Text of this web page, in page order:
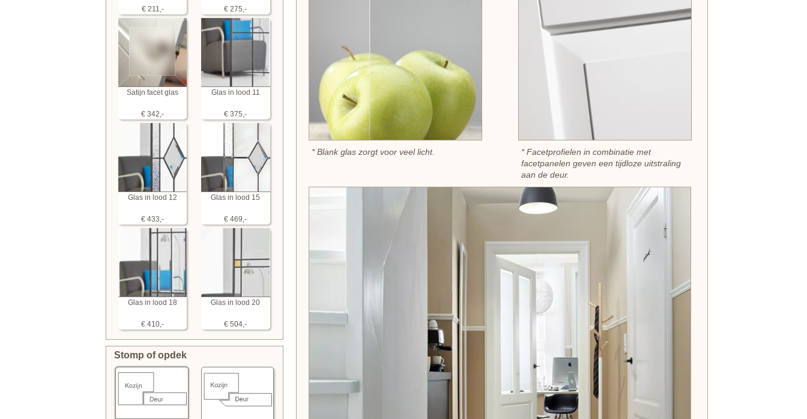
€ 211,- € 275,-
Satijn facet glas
€ 342,-
Glas in lood 11
€ 375,-
Glas in lood 12
€ 433,-
Glas in lood 15
€ 469,-
Glas in lood 18
€ 410,-
Glas in lood 20
€ 504,-
Stomp of opdek
* Blank glas zorgt voor veel licht.
* Facetprofielen in combinatie met
facetpanelen geven een tijdloze uitstraling
aan de deur.